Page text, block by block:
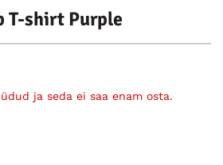
T-shirt Purple
ja seda ei saa enam osta.